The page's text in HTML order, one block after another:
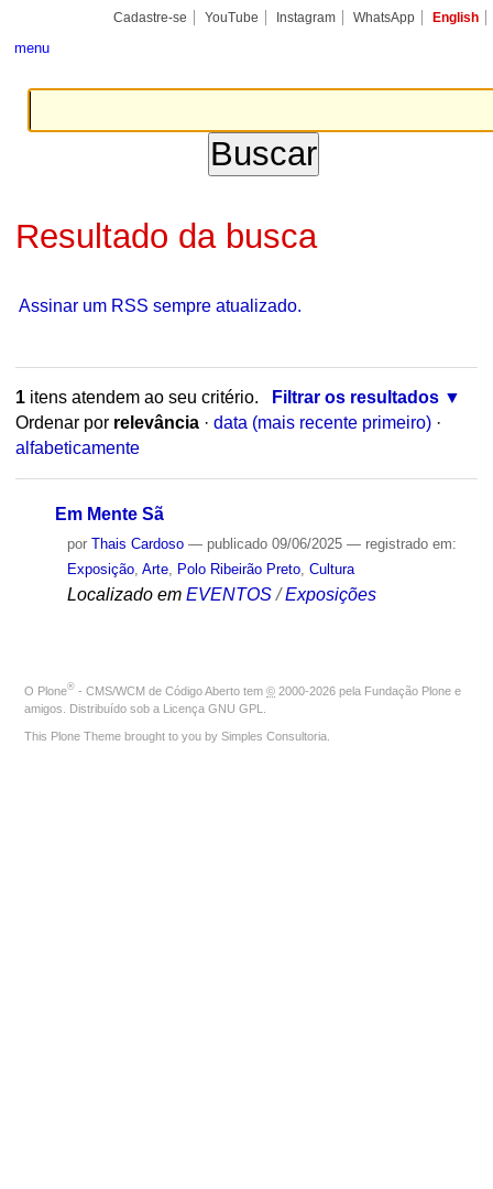
conteúdo.
Cadastre-se YouTube Instagram WhatsApp English
menu
Resultado da busca
Assinar um RSS sempre atualizado.
1itens atendem ao seu critério.
Filtrar os resultados
Ordenar por relevância · data (mais recente primeiro) ·
alfabeticamente
Em Mente Sã
por Thais Cardoso — publicado09/06/2025 — registrado em:
Exposição, Arte, Polo Ribeirão Preto, Cultura
Localizado em EVENTOS /Exposições
O Plone® - CMS/WCM de Código Aberto tem © 2000-2026 pela Fundação Plone e
amigos. Distribuído sob a Licença GNU GPL
This Plone Theme brought to you by Simples Consultoria